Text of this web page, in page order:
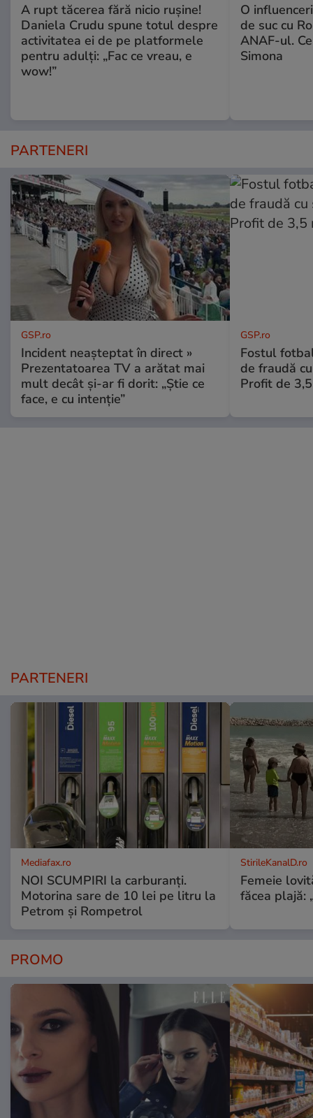
A rupt tăcerea fără nicio rușine!
Daniela Crudu spune totul despre
activitatea ei de pe platformele
pentru adulți: „Fac ce vreau, e
wow!”
O
de suc cu
ANAF-ul.
Simona
PARTENERI
GSP.ro
Incident neașteptat în direct »
Prezentatoarea TV a arătat mai
mult decât și-ar fi dorit: „Știe ce
face, e cu intenție”
GSP.ro
Fostul
de fraudă
Profit de
PARTENERI
Mediafax.ro
NOI SCUMPIRI la carburanți.
Motorina sare de 10 lei pe litru la
Petrom și Rompetrol
StirileKanalD.ro
Femeie
făcea plajă:
PROMO